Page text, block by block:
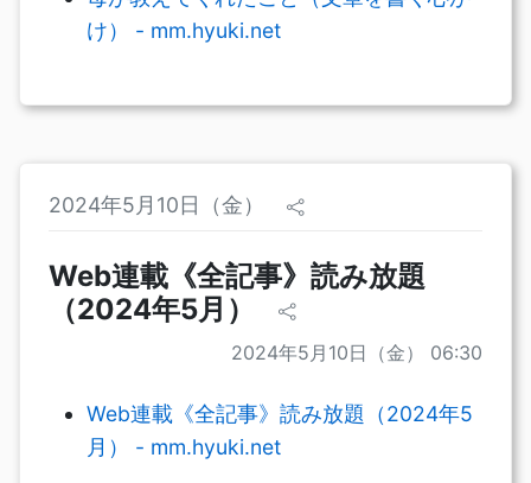
け） - mm.hyuki.net
2024年5月10日（金）
Web連載《全記事》読み放題
（2024年5月）
2024年5月10日（金） 06:30
Web連載《全記事》読み放題（2024年5
月） - mm.hyuki.net